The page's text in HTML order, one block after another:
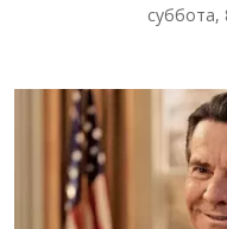
суббота,